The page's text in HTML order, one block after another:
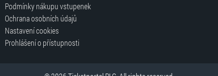
Podmínky nákupu vstupenek
Ochrana osobních údajů
Nastavení cookies
Prohlášení o přístupnosti